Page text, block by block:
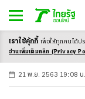
-ก ก ก+
21 พ.ย. 2563 19:08 น.
เราใช้คุ้กกี้ เพื่อให้ทุกคนได้ป
อ่านเพิ่มเติมคลิก (Privacy